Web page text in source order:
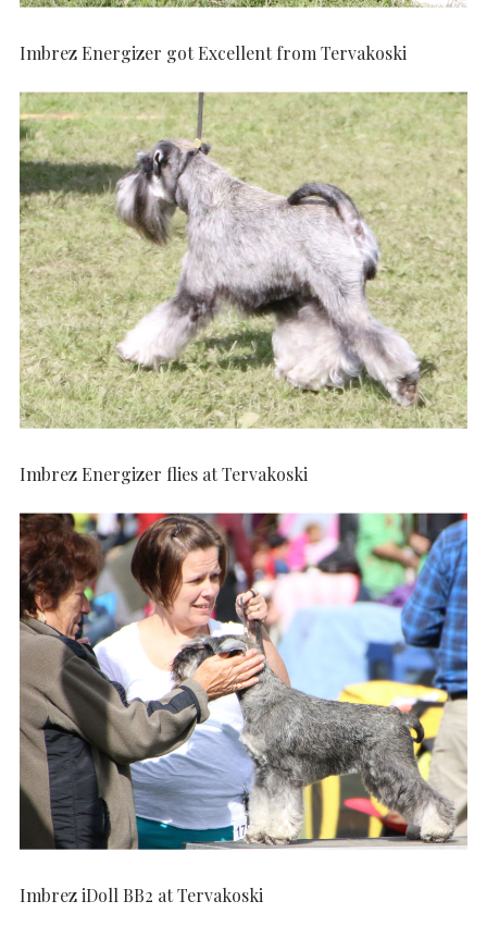
Imbrez Energizer got Excellent from Tervakoski
Imbrez Energizer flies at Tervakoski
Imbrez iDoll BB2 at Tervakoski